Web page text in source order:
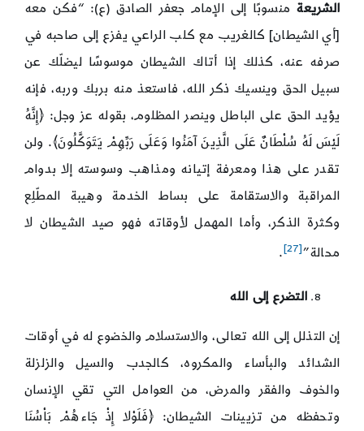
الشريعة منسوبًا إلى الإمام جعفر الصادق (ع): “فكن معه
[أي الشيطان] كالغريب مع كلب الراعي يفزع إلى صاحبه في
صرفه عنه، كذلك إذا أتاك الشيطان موسوسًا ليضلّك عن
سبيل الحق وينسيك ذكر الله، فاستعذ منه بربك وربه، فإنه
يؤيد الحق على الباطل وينصر المظلوم، بقوله عز وجل: ﴿إِنَّهُ
لَيْسَ لَهُ سُلْطَانٌ عَلَى الَّذِينَ آمَنُوا وَعَلَى رَبِّهِمْ يَتَوَكَّلُونَ﴾. ولن
تقدر على هذا ومعرفة إتيانه ومذاهب وسوسته إلا بدوام
المراقبة والاستقامة على بساط الخدمة وهيبة المطّلِع
وكثرة الذكر، وأما المهمل لأوقاته فهو صيد الشيطان لا
محالة”[27]
.
التضرع إلى الله
إن التذلل إلى الله تعالى، والاستسلام والخضوع له في أوقات
الشدائد والبأساء والمكروه، كالجدب والسيل والزلزلة
والخوف والفقر والمرض، من العوامل التي تقي الإنسان
وتحفظه من تزيينات الشيطان: ﴿فَلَوْلا إِذْ جَاءهُمْ بَاْسُنَا